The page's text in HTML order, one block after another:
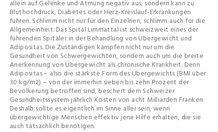
allein auf Gelenke und Atmung negativ aus, sondern kann zu
Bluthochdruck, Diabetes oder Herz-Kreislauf-Erkrankungen
führen. Schlimm nicht nur für den Einzelnen, schlimm auch für die
Allgemeinheit. Das Spital Limmattal ist schweizweit eines der
führenden Spitäler in der Behandlung von Übergewicht und
Adipositas. Die Zuständigen kämpfen nicht nur um die
Gesundheit von Schwergewichten, sondern auch um die breite
Anerkennung von Übergewicht als chronische Krankheit. Denn
Adipositas – also die stärkste Form des Übergewichts (BMI über
30 kg/m2) – von der immerhin sieben bis zehn Prozent der
Bevölkerung betroffen sind, beschert dem Schweizer
Gesundheitssystem jährlich Kosten von acht Milliarden Franken.
Deshalb sollte es eigentlich im Sinne aller sein, wenn
übergewichtige Menschen effektiv jene Hilfe erhalten, die sie
auch tatsächlich benötigen.